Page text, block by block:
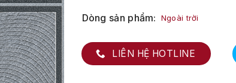
Dòng sản phẩm Ngoài trời
LIÊN HỆ HOTLINE